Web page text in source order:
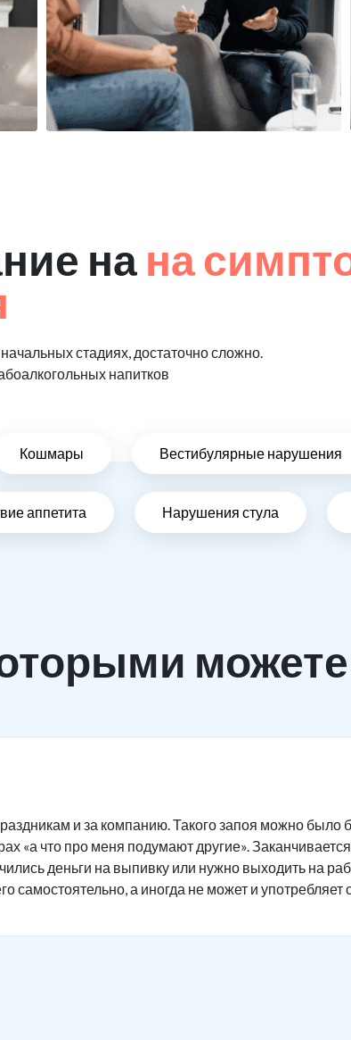
на на
стадиях, достаточно сложно.
напитков
Кошмары Вестибулярные нарушения
аппетита Нарушения стула
и за компанию. Такого запоя можно
«а что про меня подумают другие».
деньги на выпивку или нужно выходить на
самостоятельно, а иногда не может и